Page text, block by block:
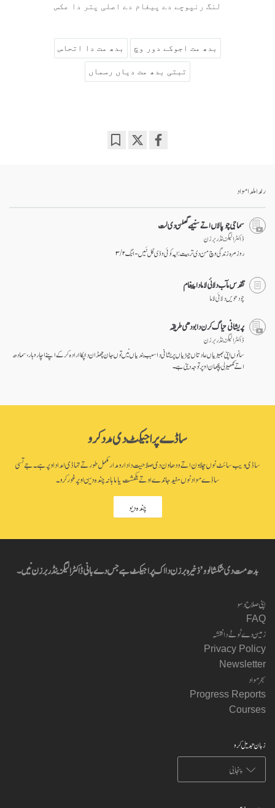
لنگ رنپوچے دے پیغام دے اصلی پتر دا عکس
بدھ مت اجوکے دور وچ بدھ مت دا اتحاس
تبتی بدھ مت دیاں رسماں
رلدا ملدا مواد
سماجی چوپالاں اتے سنیہے گھلن دی لت
ڈاکٹر الیگزینڈر برزن
روز مرہ زندگی وچ من دی تربیت: ایہ کوئی وڈی گل نئیں - انگ ۲ / ۳
تقدس مآب دلائی لاما دا پیغام
چودھویں دلائی لاما
پریشانی تیاگ کرن دا بودھی طریقہ
ڈاکٹر الیگزینڈر برزن
سانوں اپنی بھیڑیاں عادتاں جیہڑیاں پریشانی دا سبب بندیاں نیں توں جان چھڈان دا پکا ارادہ کر کے اپنے اچار وہار، سمادھ
اتے نکھیڑلی پچھان اوپر توجہ دینی ہے۔
ساڈے پراجیکٹ دی مدد کرو
ساڈی ویب سائٹ نوں چلاون اتے ودھاون دی صلاحیت دا دارومدار مکمل طور تے تہاڈی امداد اوپر ہے۔ جے تسی
ساڈے مواد نوں مفید جاندے او تے یکمشت یا ماہانہ چندہ دین اوپر غور کرو۔
چندہ دیو
بدھ مت دی شکشا لوو’ ذخیرہ برزن دا اک پراجیکٹ ہے جس دے بانی ڈاکٹر الیگزینڈر برزن نیں۔
اپنی صلاح دسو
FAQ
زمین دے ٹوٹے دا نقشہ
Privacy Policy
Newsletter
سجر مواد
Progress Reports
Courses
زبان تبدیل کرو